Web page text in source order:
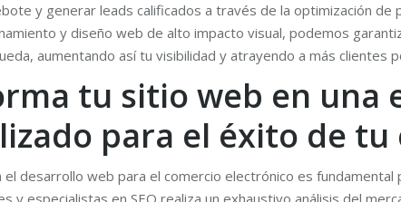
y generar leads calificados a través de la optimización de
y diseño web de alto impacto visual, podemos
aumentando así tu visibilidad y atrayendo a más clientes
tu sitio web en una
para el éxito de
el desarrollo web para el comercio electrónico es
y especialistas en SEO realiza un exhaustivo análisis del